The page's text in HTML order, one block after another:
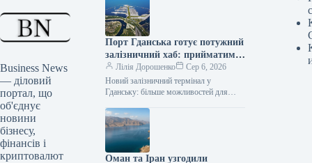
Business News
— діловий
портал, що
об'єднує
новини
бізнесу,
фінансів і
криптовалют
Порт Гданська готує потужний
залізничний хаб: прийматиме
750-метрові потяги
Лілія Дорошенко
Сер 6, 2026
Новий залізничний термінал у
Гданську: більше можливостей для
серпня 2026, 14:40 Facebook0 Twitter У
планах…
Оман та Іран узгодили